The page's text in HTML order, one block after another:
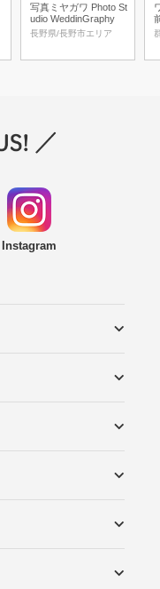
写真ミヤガワ Photo St
udio WeddinGraphy
長野県/長野市エリア
Instagram